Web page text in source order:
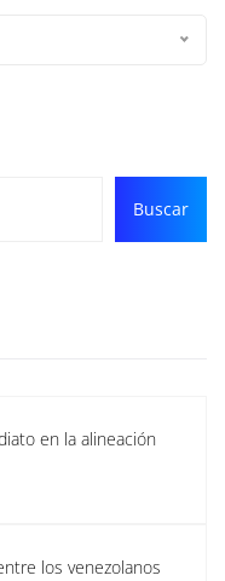
Buscar
en la alineación
los venezolanos